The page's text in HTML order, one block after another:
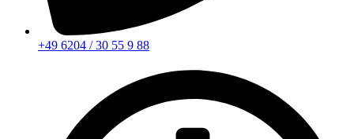
+49 6204 / 30 55 9 88